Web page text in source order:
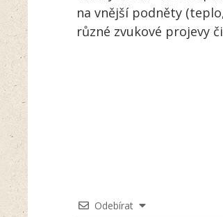
na vnější podněty
různé zvukové projevy
Odebírat